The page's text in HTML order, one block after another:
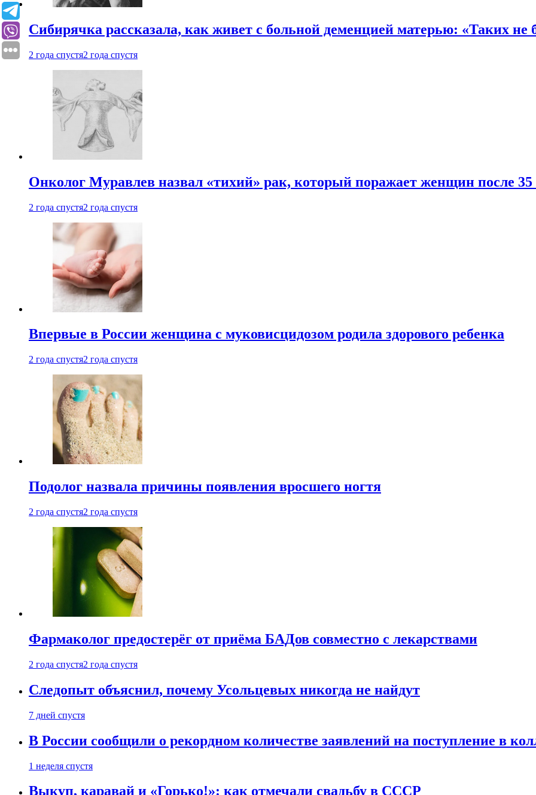
Сибирячка рассказала, как живет с больной деменцией матерью: «Таких не
2 года спустя2 года спустя
Онколог Муравлев назвал «тихий» рак, который поражает женщин после 35
2 года спустя2 года спустя
Впервые в России женщина с муковисцидозом родила здорового ребенка
2 года спустя2 года спустя
Подолог назвала причины появления вросшего ногтя
2 года спустя2 года спустя
Фармаколог предостерёг от приёма БАДов совместно с лекарствами
2 года спустя2 года спустя
Следопыт объяснил, почему Усольцевых никогда не найдут
7 дней спустя
В России сообщили о рекордном количестве заявлений на поступление в
1 неделя спустя
Выкуп, каравай и «Горько!»: как отмечали свадьбу в СССР